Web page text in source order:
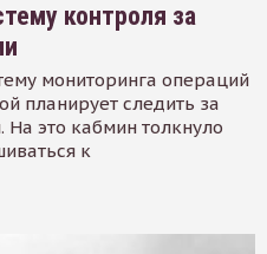
контроля за
мониторинга операций
планирует следить за
На это кабмин толкнуло
к